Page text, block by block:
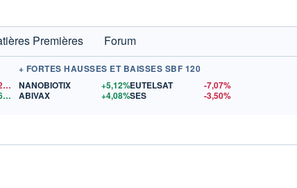
Premières
Forum
1,1520$US
15,26
$US
+ FORTES HAUSSES ET BAISSES SBF 120
NANOBIOTIX
+5,12%
ABIVAX
+4,08%
EUTELSAT
-7,07%
SES
-3,50%